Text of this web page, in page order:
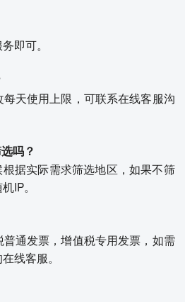
即可。
天使用上限，可联系在线客服沟
吗？
据实际需求筛选地区，如果不筛
IP。
通发票，增值税专用发票，如需
线客服。